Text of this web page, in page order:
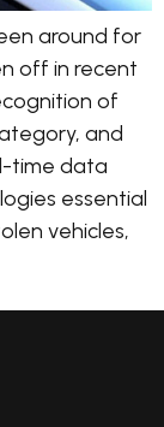
around for
off in recent
of
and
time data
essential
vehicles,